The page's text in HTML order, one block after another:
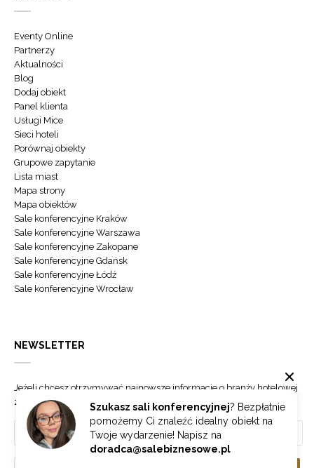
Szukasz sali konferencyjnej? Bezpłatnie
pomożemy Ci znaleźć idealny obiekt na
Twoje wydarzenie! Napisz na
doradca@salebiznesowe.pl
Eventy Online
Partnerzy
Aktualności
Blog
Dodaj obiekt
Panel klienta
Usługi Mice
Sieci hoteli
Porównaj obiekty
Grupowe zapytanie
Lista miast
Mapa strony
Mapa obiektów
Sale konferencyjne Kraków
Sale konferencyjne Warszawa
Sale konferencyjne Zakopane
Sale konferencyjne Gdańsk
Sale konferencyjne Łódź
Sale konferencyjne Wrocław
NEWSLETTER
Jeżeli chcesz otrzymywać najnowsze informacje o branży hotelowej
zapisz się do naszego newslettera.